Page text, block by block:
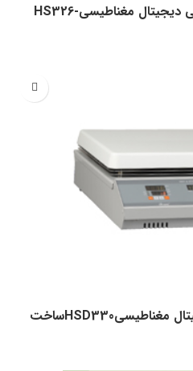
هات پلیت با همزن ۶ جایگاهی دیجیتال مغناطیسیHS326-
هات پلیت با همزن تمام دیجیتال مغناطیسیHSD330ساخت